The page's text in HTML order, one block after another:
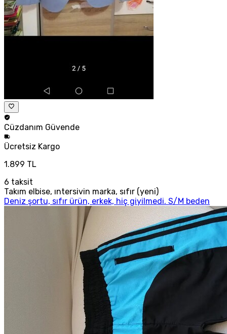
Cüzdanım Güvende
Ücretsiz Kargo
1.899 TL
6 taksit
Takım elbise, ıntersivin marka, sıfır (yeni)
Deniz şortu, sıfır ürün, erkek, hiç giyilmedi. S/M beden